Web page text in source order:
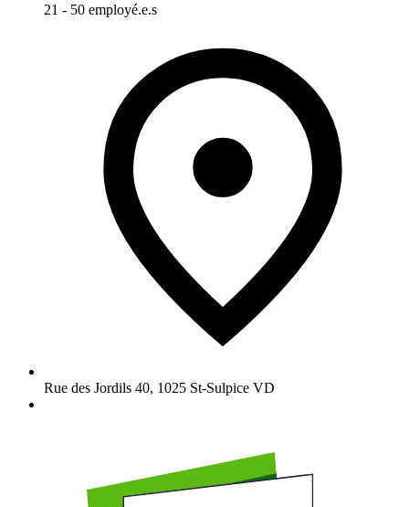
21 - 50 employé.e.s
Rue des Jordils 40, 1025 St-Sulpice VD